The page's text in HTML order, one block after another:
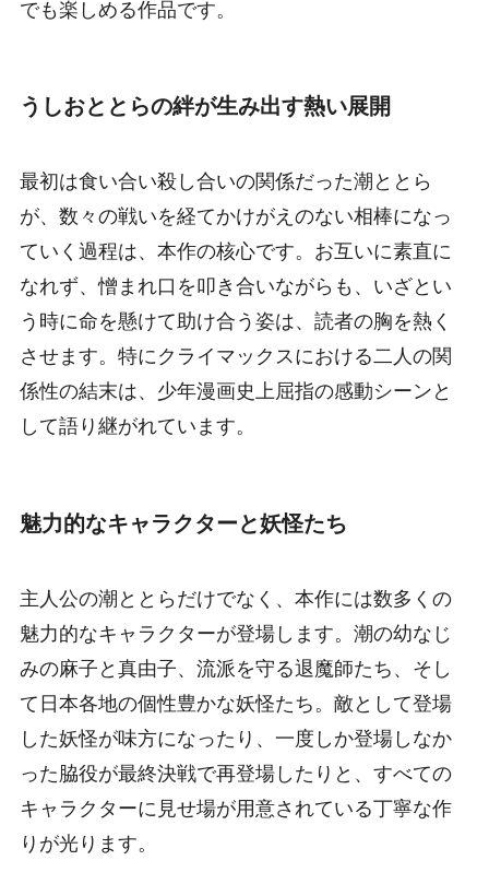
でも楽しめる作品です。
うしおととらの絆が生み出す熱い展開
最初は食い合い殺し合いの関係だった潮ととら
が、数々の戦いを経てかけがえのない相棒になっ
ていく過程は、本作の核心です。お互いに素直に
なれず、憎まれ口を叩き合いながらも、いざとい
う時に命を懸けて助け合う姿は、読者の胸を熱く
させます。特にクライマックスにおける二人の関
係性の結末は、少年漫画史上屈指の感動シーンと
して語り継がれています。
魅力的なキャラクターと妖怪たち
主人公の潮ととらだけでなく、本作には数多くの
魅力的なキャラクターが登場します。潮の幼なじ
みの麻子と真由子、流派を守る退魔師たち、そし
て日本各地の個性豊かな妖怪たち。敵として登場
した妖怪が味方になったり、一度しか登場しなか
った脇役が最終決戦で再登場したりと、すべての
キャラクターに見せ場が用意されている丁寧な作
りが光ります。